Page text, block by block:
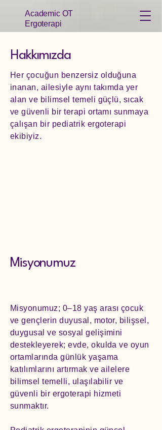
Academic OT
Ergoterapi
Hakkımızda
Her çocuğun benzersiz olduğuna
inanan, ailesiyle aynı takımda yer
alan ve bilimsel temeli güçlü, sıcak
ve güvenli bir terapi ortamı sunmaya
çalışan bir pediatrik ergoterapi
ekibiyiz.
Misyonumuz
Misyonumuz; 0–18 yaş arası çocuk
ve gençlerin duyusal, motor, bilişsel,
duygusal ve sosyal gelişimini
destekleyerek; evde, okulda ve oyun
ortamlarında günlük yaşama
katılımlarını artırmak ve ailelere
bilimsel temelli, ulaşılabilir ve
güvenli bir ergoterapi hizmeti
sunmaktır.